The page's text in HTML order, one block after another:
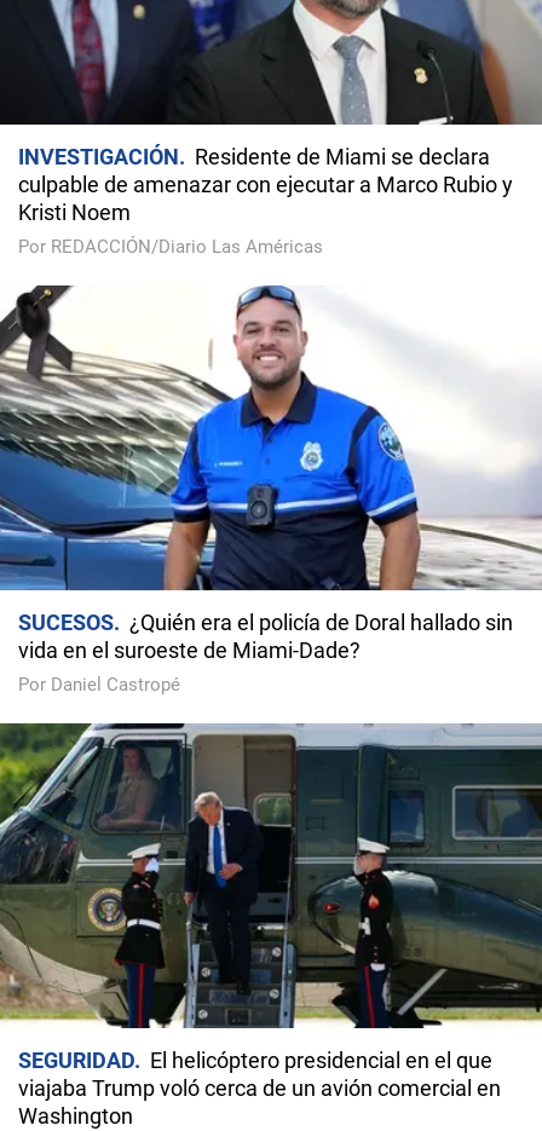
INVESTIGACIÓN
Residente de Miami se declara
culpable de amenazar con ejecutar a Marco Rubio y
Kristi Noem
Por REDACCIÓN/Diario Las Américas
SUCESOS
¿Quién era el policía de Doral hallado sin
vida en el suroeste de Miami-Dade?
Por Daniel Castropé
SEGURIDAD
El helicóptero presidencial en el que
viajaba Trump voló cerca de un avión comercial en
Washington